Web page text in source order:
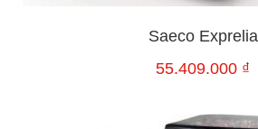
Saeco Exprelia
55.409.000 ₫